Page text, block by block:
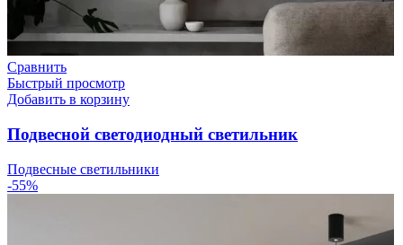
Сравнить
Быстрый просмотр
Добавить в корзину
Подвесной светодиодный светильник
Подвесные светильники
-55%